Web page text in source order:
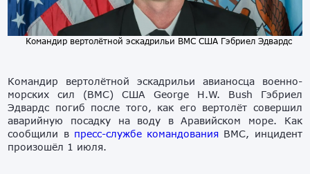
Командир вертолётной эскадрильи ВМС США Гэбриел Эдвардс
Командир вертолётной эскадрильи авианосца военно-
морских сил (ВМС) США George H.W. Bush Гэбриел
Эдвардс погиб после того, как его вертолёт совершил
аварийную посадку на воду в Аравийском море. Как
сообщили в пресс-службе командования ВМС, инцидент
произошёл 1 июля.